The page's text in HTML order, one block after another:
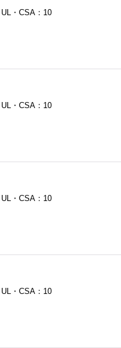
・CSA：10
・CSA：10
・CSA：10
・CSA：10